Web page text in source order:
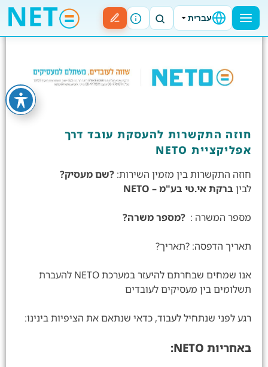
עברית
חוזה התקשרות להעסקת עובד דרך
אפליקציית NETO
חוזה התקשרות בין מזמין השירות: ?שם מעסיק?
לבין ברקת אי.טי בע"מ – NETO
מספר המשרה : ?מספר משרה?
תאריך הדפסה: ?תאריך?
אנו שמחים שבחרתם להיעזר במערכת NETO להעברת
תשלומים בין מעסיקים לעובדים
רגע לפני שנתחיל לעבוד, כדאי שנתאם את הציפיות בינינו:
באחריות NETO: